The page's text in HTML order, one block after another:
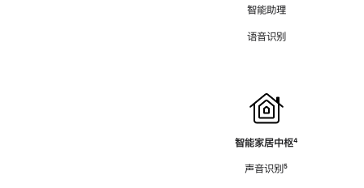
智能助理
语音识别
智能家居中枢脚
⁴
声音识别脚
⁵